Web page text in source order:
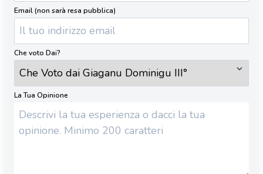
Email (non sarà resa pubblica)
Che voto Dai?
La Tua Opinione